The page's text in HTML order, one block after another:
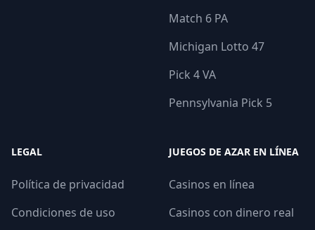
Match 6 PA
Michigan Lotto 47
Pick 4 VA
Pennsylvania Pick 5
LEGAL
Política de privacidad
Condiciones de uso
JUEGOS DE AZAR EN LÍNEA
Casinos en línea
Casinos con dinero real